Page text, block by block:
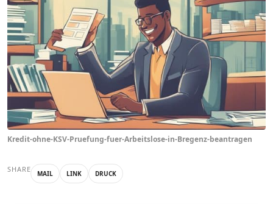
Kredit-ohne-KSV-Pruefung-fuer-Arbeitslose-in-Bregenz-beantragen
SHARE MAIL LINK DRUCK